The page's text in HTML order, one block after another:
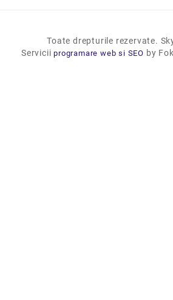
Toate drepturile rezervate.
Serviciiprogramare web si SEO by